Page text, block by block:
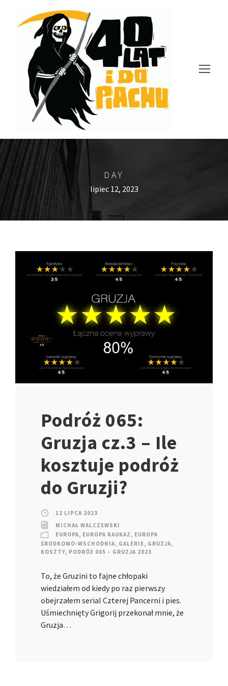
DAY
lipiec 12, 2023
Podróż 065:
Gruzja cz.3 – Ile
kosztuje podróż
do Gruzji?
12 LIPCA 2023
MICHAŁ WALCZEWSKI
EUROPA, EUROPA KAUKAZ , EUROPA
ŚRODKOWO-WSCHODNIA, GALERIE, GRUZJA,
KOSZTY, PODRÓŻ 065 – GRUZJA 2023
To, że Gruzini to fajne chłopaki
wiedziałem od kiedy po raz pierwszy
obejrzałem serial Czterej Pancerni i pies.
Uśmiechnięty Grigorij przekonał mnie, że
Gruzja…